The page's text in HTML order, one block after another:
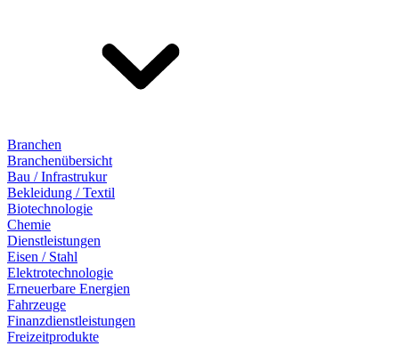
Branchen
Branchenübersicht
Bau / Infrastrukur
Bekleidung / Textil
Biotechnologie
Chemie
Dienstleistungen
Eisen / Stahl
Elektrotechnologie
Erneuerbare Energien
Fahrzeuge
Finanzdienstleistungen
Freizeitprodukte